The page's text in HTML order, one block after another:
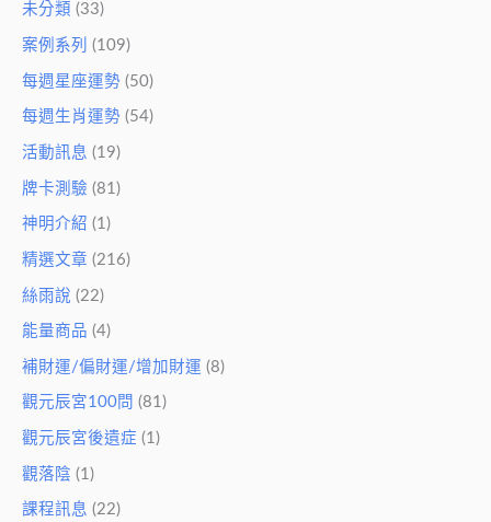
未分類 (33)
案例系列 (109)
每週星座運勢 (50)
每週生肖運勢 (54)
活動訊息 (19)
牌卡測驗 (81)
神明介紹 (1)
精選文章 (216)
絲雨說 (22)
能量商品 (4)
補財運/偏財運/增加財運 (8)
觀元辰宮100問 (81)
觀元辰宮後遺症 (1)
觀落陰 (1)
課程訊息 (22)